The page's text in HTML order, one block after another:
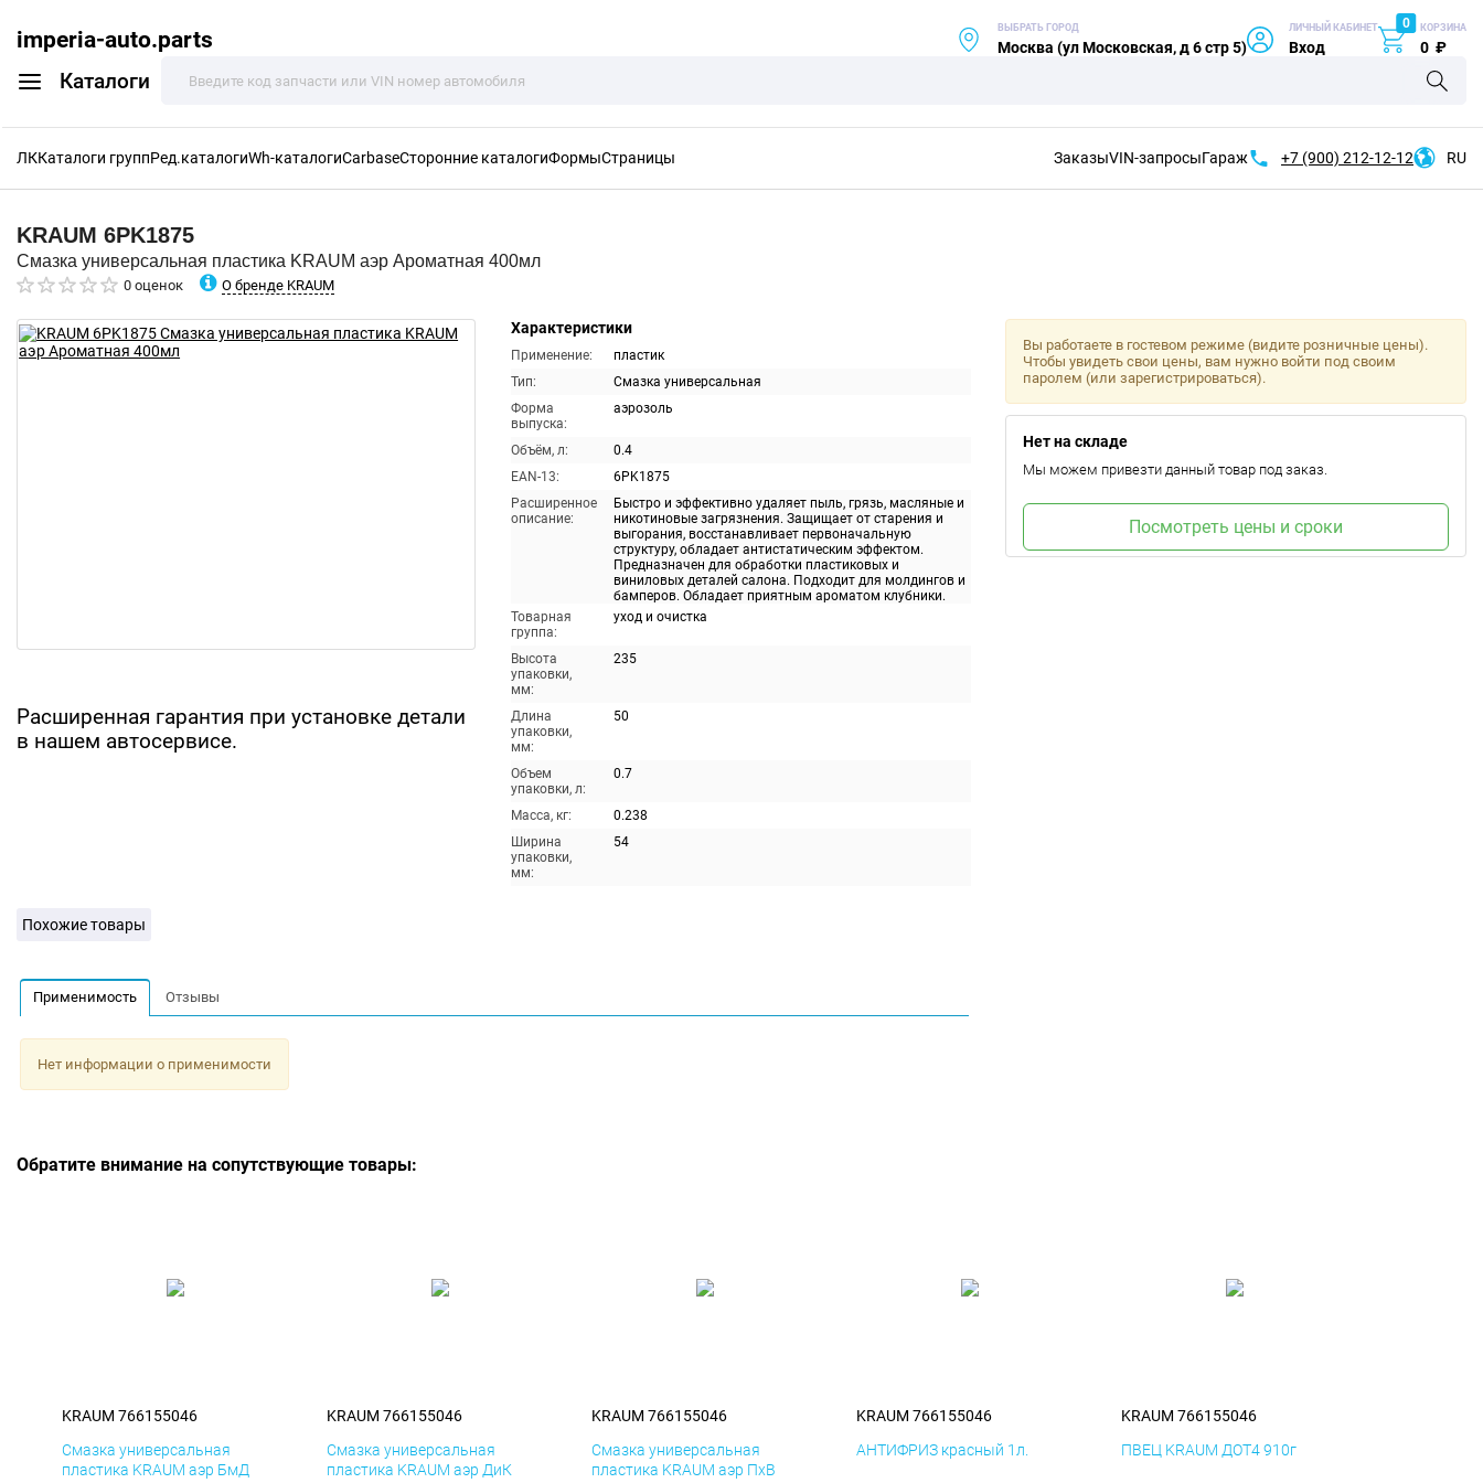
imperia-auto.parts
Каталоги
ВЫБРАТЬ ГОРОД
Москва (ул Московская, д 6 стр 5)
ЛИЧНЫЙ КАБИНЕТ
Вход
0 КОРЗИНА
0 ₽
ЛККаталоги группРед.каталогиWh-каталогиCarbaseСторонние каталогиФормыСтраницы ЗаказыVIN-запросыГараж +7 (900) 212-12-12 RU
KRAUM 6PK1875
Смазка универсальная пластика KRAUM аэр Ароматная 400мл
0 оценок О бренде KRAUM
Расширенная гарантия при установке детали
в нашем автосервисе.
Характеристики
Применение:
пластик
Тип:
Смазка универсальная
Форма
выпуска:
аэрозоль
Объём, л:
0.4
EAN-13:
6PK1875
Расширенное
описание:
Быстро и эффективно удаляет пыль, грязь, масляные и
никотиновые загрязнения. Защищает от старения и
выгорания, восстанавливает первоначальную
структуру, обладает антистатическим эффектом.
Предназначен для обработки пластиковых и
виниловых деталей салона. Подходит для молдингов и
бамперов. Обладает приятным ароматом клубники.
Товарная
группа:
уход и очистка
Высота
упаковки,
мм:
235
Длина
упаковки,
мм:
50
Объем
упаковки, л:
0.7
Масса, кг:
0.238
Ширина
упаковки,
мм:
54
Вы работаете в гостевом режиме (видите розничные цены).
Чтобы увидеть свои цены, вам нужно войти под своим
паролем (или зарегистрироваться).
Нет на складе
Мы можем привезти данный товар под заказ.
Посмотреть цены и сроки
Похожие товары
Применимость Отзывы
Нет информации о применимости
Обратите внимание на сопутствующие товары:
KRAUM 766155046
Смазка универсальная
пластика KRAUM аэр БмД
KRAUM 766155046
Смазка универсальная
пластика KRAUM аэр ДиК
KRAUM 766155046
Смазка универсальная
пластика KRAUM аэр ПхВ
KRAUM 766155046
АНТИФРИЗ красный 1л.
KRAUM 766155046
ПВЕЦ KRAUM ДОТ4 910г